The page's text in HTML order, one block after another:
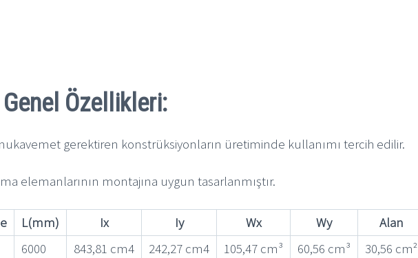
Genel Özellikleri:
gerektiren konstrüksiyonların üretiminde kullanımı tercih edilir.
elemanlarının montajına uygun tasarlanmıştır.
L(mm) Ix Iy Wx Wy Alan
6000 843,81 cm4 242,27 cm4 105,47 cm³ 60,56 cm³ 30,56 cm²